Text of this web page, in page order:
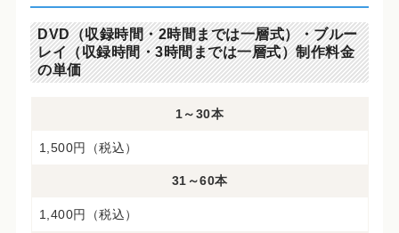
DVD（収録時間・2時間までは一層式）・ブルー
レイ（収録時間・3時間までは一層式）制作料金
の単価
1～30本
1,500円（税込）
31～60本
1,400円（税込）